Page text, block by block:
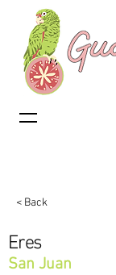
< Back
Eres
San Juan